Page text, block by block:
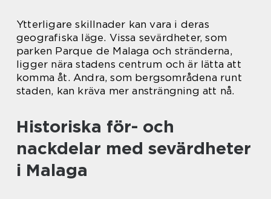
Ytterligare skillnader kan vara i deras
geografiska läge. Vissa sevärdheter, som
parken Parque de Malaga och stränderna,
ligger nära stadens centrum och är lätta att
komma åt. Andra, som bergsområdena runt
staden, kan kräva mer ansträngning att nå.
Historiska för- och
nackdelar med sevärdheter
i Malaga